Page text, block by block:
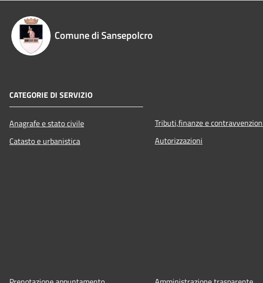
Comune di Sansepolcro
CATEGORIE DI SERVIZIO
Anagrafe e stato civile
Catasto e urbanistica
Tributi,finanze e
Autorizzazioni